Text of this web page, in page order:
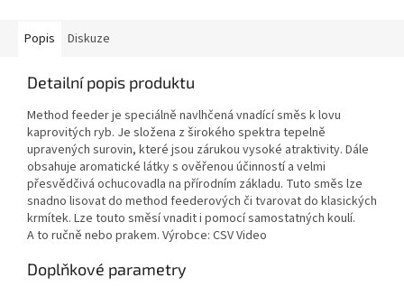
Popis Diskuze
Detailní popis produktu
Method feeder je speciálně navlhčená vnadící směs k lovu
kaprovitých ryb. Je složena z širokého spektra tepelně
upravených surovin, které jsou zárukou vysoké atraktivity. Dále
obsahuje aromatické látky s ověřenou účinností a velmi
přesvědčivá ochucovadla na přírodním základu. Tuto směs lze
snadno lisovat do method feederových či tvarovat do klasických
krmítek. Lze touto směsí vnadit i pomocí samostatných koulí.
A to ručně nebo prakem. Výrobce: CSV Video
Doplňkové parametry